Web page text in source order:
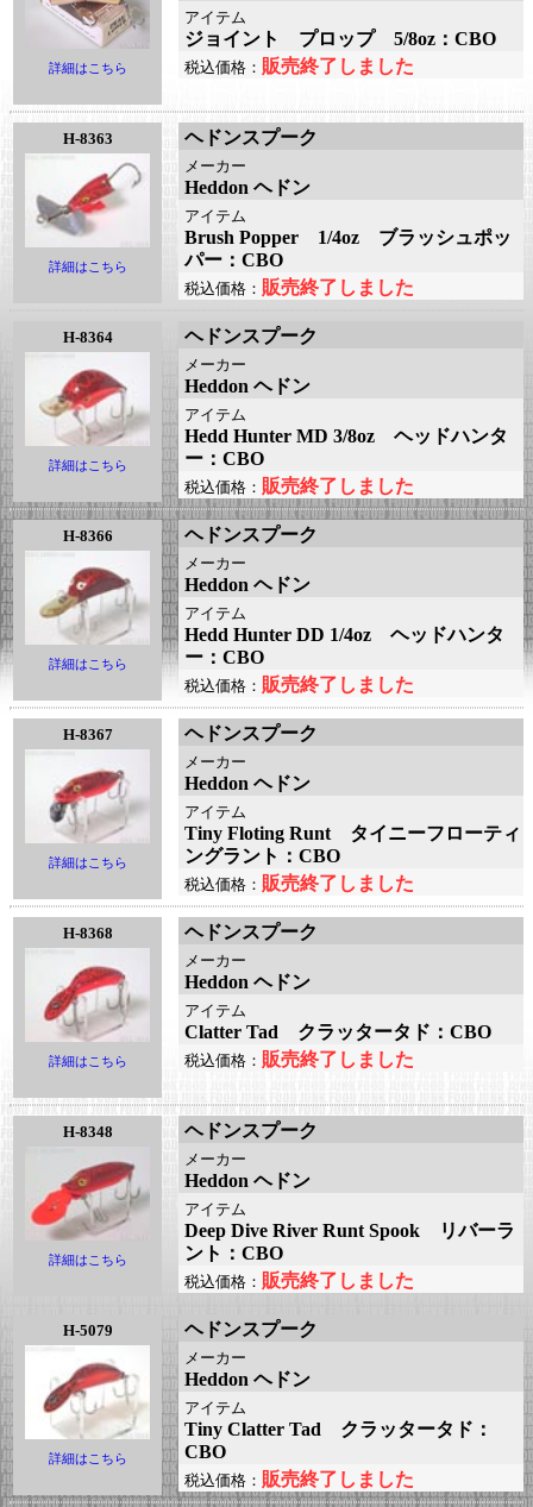
詳細はこちら
アイテム
ジョイント プロップ 5/8oz：CBO
税込価格： 販売終了しました
H-8363
詳細はこちら
ヘドンスプーク
メーカー
Heddon ヘドン
アイテム
Brush Popper 1/4oz ブラッシュポッ
パー：CBO
税込価格： 販売終了しました
H-8364
詳細はこちら
ヘドンスプーク
メーカー
Heddon ヘドン
アイテム
Hedd Hunter MD 3/8oz ヘッドハンタ
ー：CBO
税込価格： 販売終了しました
H-8366
詳細はこちら
ヘドンスプーク
メーカー
Heddon ヘドン
アイテム
Hedd Hunter DD 1/4oz ヘッドハンタ
ー：CBO
税込価格： 販売終了しました
H-8367
詳細はこちら
ヘドンスプーク
メーカー
Heddon ヘドン
アイテム
Tiny Floting Runt タイニーフローティ
ングラント：CBO
税込価格： 販売終了しました
H-8368
詳細はこちら
ヘドンスプーク
メーカー
Heddon ヘドン
アイテム
Clatter Tad クラッタータド：CBO
税込価格： 販売終了しました
H-8348
詳細はこちら
ヘドンスプーク
メーカー
Heddon ヘドン
アイテム
Deep Dive River Runt Spook リバーラ
ント：CBO
税込価格： 販売終了しました
H-5079
詳細はこちら
ヘドンスプーク
メーカー
Heddon ヘドン
アイテム
Tiny Clatter Tad クラッタータド：
CBO
税込価格： 販売終了しました